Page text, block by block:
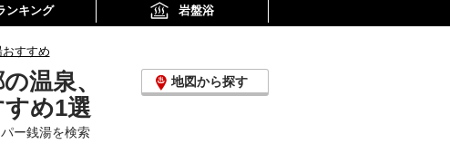
ンキング 岩盤浴
すすめ
温泉、
め1選
地図から探す
ー銭湯を検索